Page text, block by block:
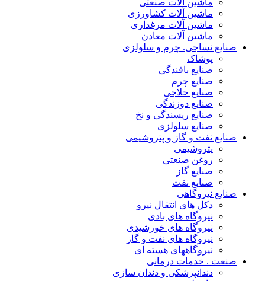
ماشین آلات صنعتی
ماشین آلات کشاورزی
ماشین آلات مرغداری
ماشین آلات معادن
صنایع نساجی. چرم و سلولزی
پوشاک
صنایع بافندگی
صنایع چرم
صنایع حلاجی
صنایع دوزندگی
صنایع ریسندگی و نخ
صنایع سلولزی
صنایع نفت و گاز و پتروشیمی
پتروشیمی
روغن صنعتی
صنایع گاز
صنایع نفت
صنایع نیروگاهی
دکل های انتقال نیرو
نیروگاه های بادی
نیروگاه های خورشیدی
نیروگاه های نفت و گاز
نیروگاههای هسته ای
صنعت . خدمات درمانی
دندانپزشکی و دندان سازی